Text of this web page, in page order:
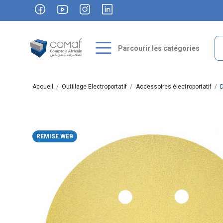
Parcourir les catégories
Accueil Outillage Electroportatif Accessoires électroportatif
REMISE WEB